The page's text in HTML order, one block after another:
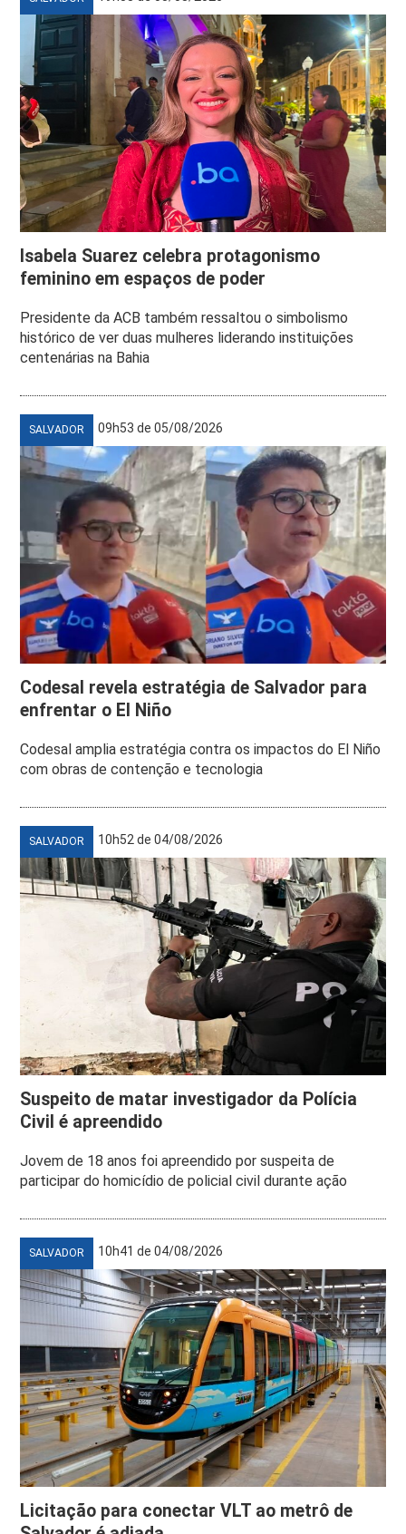
Isabela Suarez celebra protagonismo
feminino em espaços de poder
Presidente da ACB também ressaltou o simbolismo
histórico de ver duas mulheres liderando instituições
centenárias na Bahia
SALVADOR 09h53 de 05/08/2026
Codesal revela estratégia de Salvador para
enfrentar o El Niño
Codesal amplia estratégia contra os impactos do El Niño
com obras de contenção e tecnologia
SALVADOR 10h52 de 04/08/2026
Suspeito de matar investigador da Polícia
Civil é apreendido
Jovem de 18 anos foi apreendido por suspeita de
participar do homicídio de policial civil durante ação
SALVADOR 10h41 de 04/08/2026
Licitação para conectar VLT ao metrô de